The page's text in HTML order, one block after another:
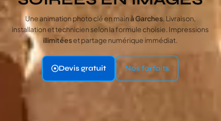
Une animation photo clé en mainà Garches. Livraison,
installation et technicien selon la formule choisie. Impressions
illimitéeset partage numérique immédiat.
Devis gratuit Nos forfaits